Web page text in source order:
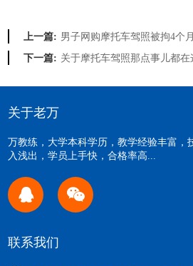
上一篇: 男子网购摩托车驾照被拘4个月
下一篇: 关于摩托车驾照那点事儿都在
关于老万
万教练，大学本科学历，教学经验丰富，
入浅出，学员上手快，合格率高...
联系我们